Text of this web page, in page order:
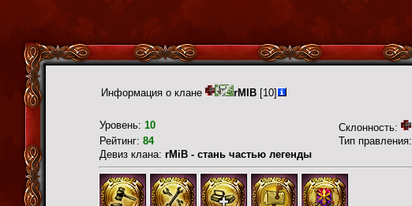
Информация о клане rMIB [10]
Уровень: 10 Склонность:
Рейтинг: 84 Тип правления:
Девиз клана: rMiB - стань частью легенды